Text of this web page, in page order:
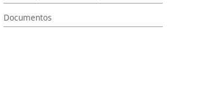
Documentos